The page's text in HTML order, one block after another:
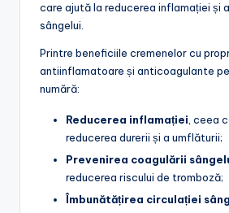
care ajută la reducerea inflamației și
sângelui.
Printre beneficiile cremenelor cu
antiinflamatoare și anticoagulante
numără:
Reducerea inflamației , ceea
reducerea durerii și a umflăturii;
Prevenirea coagulării
reducerea riscului de tromboză;
Îmbunătățirea circulației